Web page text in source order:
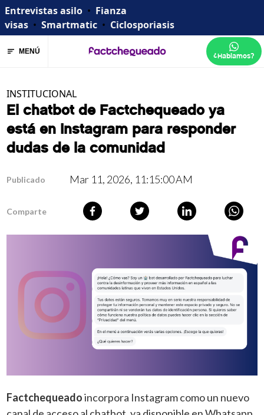
Entrevistas asilo • Fianza
visas • Smartmatic • Ciclosporiasis
MENÚ ¿Hablamos?
INSTITUCIONAL
El chatbot de Factchequeado ya
está en Instagram para responder
dudas de la comunidad
Publicado Mar 11, 2026, 11:15:00 AM
Comparte
Factchequeadoincorpora Instagram como un nuevo